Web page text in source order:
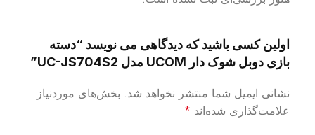
اولین کسی باشید که دیدگاهی می نویسد “دسته
بازی دوبل شوک دار UCOM مدل UC-JS704S2”
نشانی ایمیل شما منتشر نخواهد شد. بخش‌های موردنیاز
علامت‌گذاری شده‌اند *